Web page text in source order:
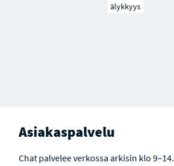
älykkyys
Asiakaspalvelu
Chat palvelee verkossa arkisin klo 9–14.